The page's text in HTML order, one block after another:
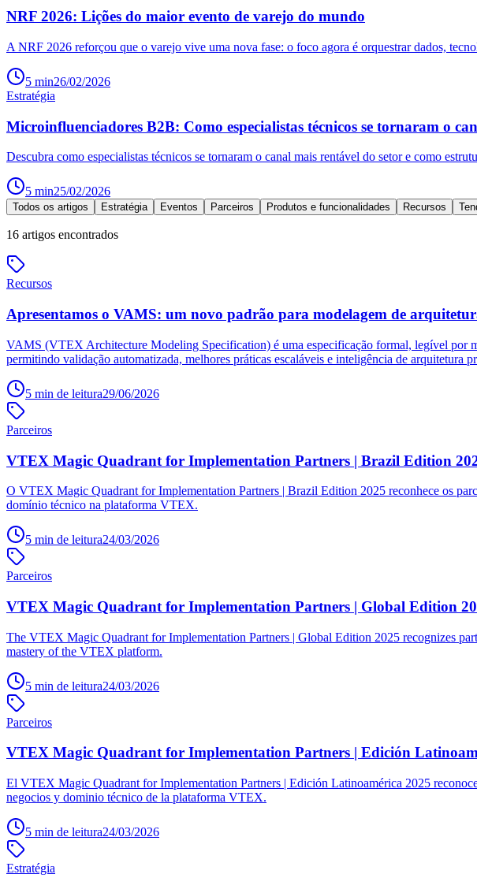
NRF 2026: Lições do maior evento de varejo do mundo
A NRF 2026 reforçou que o varejo vive uma nova fase: o foco agora é orquestrar dados,
5 min26/02/2026
Estratégia
Microinfluenciadores B2B: Como especialistas técnicos se tornaram o
Descubra como especialistas técnicos se tornaram o canal mais rentável do setor e como
5 min25/02/2026
Todos os artigos Estratégia Eventos Parceiros Produtos e funcionalidades Recursos
16 artigos encontrados
Recursos
Apresentamos o VAMS: um novo padrão para modelagem de
VAMS (VTEX Architecture Modeling Specification) é uma especificação formal, legível por
permitindo validação automatizada, melhores práticas escaláveis e inteligência de arquitetura
5 min de leitura29/06/2026
Parceiros
VTEX Magic Quadrant for Implementation Partners | Brazil Edition
O VTEX Magic Quadrant for Implementation Partners | Brazil Edition 2025 reconhece os
domínio técnico na plataforma VTEX.
5 min de leitura24/03/2026
Parceiros
VTEX Magic Quadrant for Implementation Partners | Global Edition
The VTEX Magic Quadrant for Implementation Partners | Global Edition 2025 recognizes
mastery of the VTEX platform.
5 min de leitura24/03/2026
Parceiros
VTEX Magic Quadrant for Implementation Partners | Edición
El VTEX Magic Quadrant for Implementation Partners | Edición Latinoamérica 2025
negocios y dominio técnico de la plataforma VTEX.
5 min de leitura24/03/2026
Estratégia